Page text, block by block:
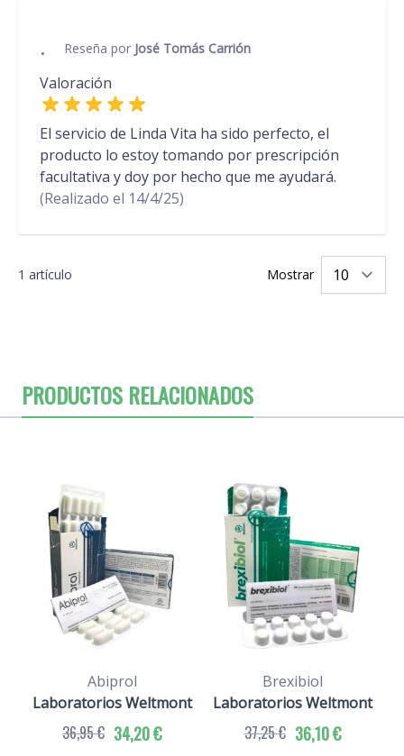
. Reseña por José Tomás Carrión
Valoración
El servicio de Linda Vita ha sido perfecto, el
producto lo estoy tomando por prescripción
facultativa y doy por hecho que me ayudará.
(Realizado el 14/4/25)
1 artículo Mostrar
PRODUCTOS RELACIONADOS
Abiprol
Laboratorios Weltmont
34,20 €
36,95 €
Brexibiol
Laboratorios Weltmont
36,10 €
37,25 €